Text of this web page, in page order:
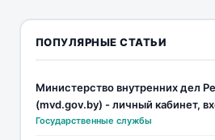
ПОПУЛЯРНЫЕ СТАТЬИ
Министерство внутренних дел
(mvd.gov.by) - личный кабинет,
Государственные службы